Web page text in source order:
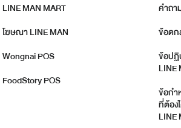
LINE MAN MART
โฆษณา LINE MAN
Wongnai POS
FoodStory POS
คำถ
ข้อตก
ข้อปฏิ
LINE
ข้อกำ
ที่ต้อง
LINE